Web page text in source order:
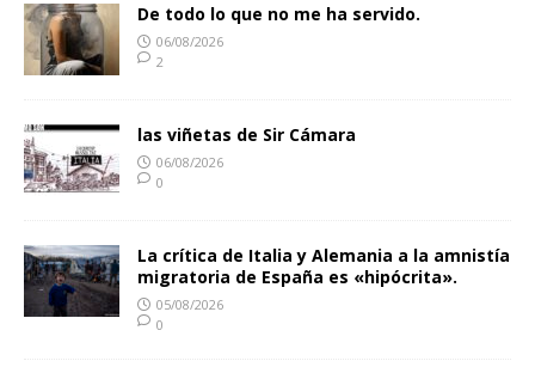
De todo lo que no me ha servido.
06/08/2026
2
las viñetas de Sir Cámara
06/08/2026
0
La crítica de Italia y Alemania a la amnistía
migratoria de España es «hipócrita».
05/08/2026
0